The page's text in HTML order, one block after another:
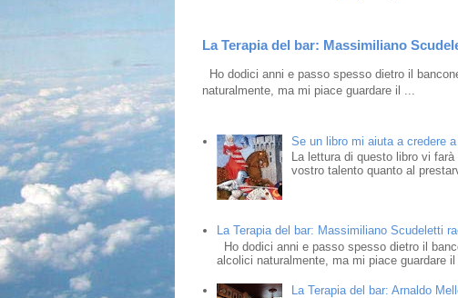
La Terapia del bar: Massimiliano
Ho dodici anni e passo spesso dietro il
naturalmente, ma mi piace guardare il ...
Se un libro mi aiuta a credere
La lettura di questo libro vi
vostro talento quanto al
La Terapia del bar: Massimiliano Scudeletti
Ho dodici anni e passo spesso dietro il
alcolici naturalmente, ma mi piace guardare il
La Terapia del bar: Arnaldo